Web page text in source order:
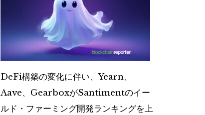
DeFi構築の変化に伴い、Yearn、
Aave、GearboxがSantimentのイー
ルド・ファーミング開発ランキングを上